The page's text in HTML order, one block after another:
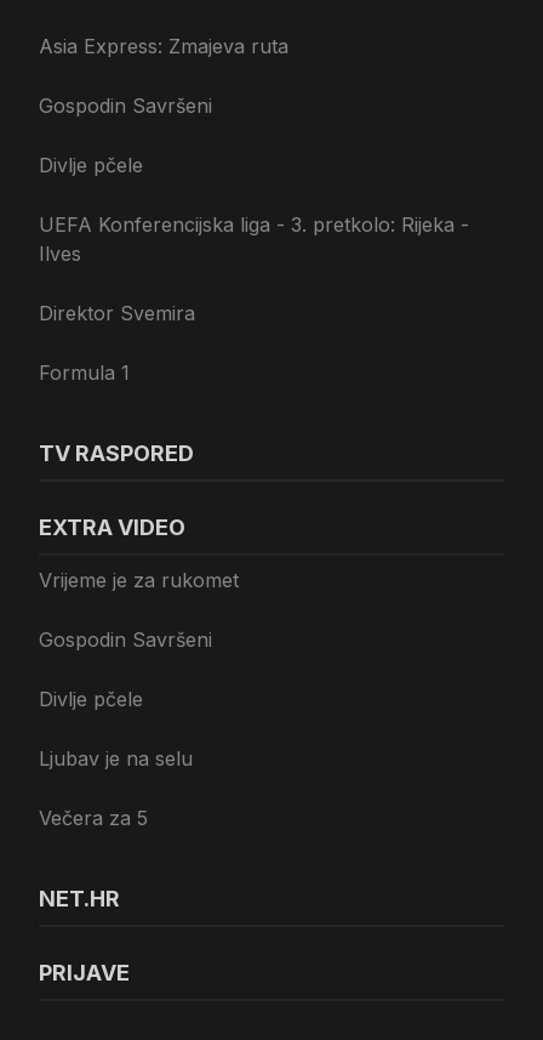
Asia Express: Zmajeva ruta
Gospodin Savršeni
Divlje pčele
UEFA Konferencijska liga - 3. pretkolo: Rijeka -
Ilves
Direktor Svemira
Formula 1
TV RASPORED
EXTRA VIDEO
Vrijeme je za rukomet
Gospodin Savršeni
Divlje pčele
Ljubav je na selu
Večera za 5
NET.HR
PRIJAVE